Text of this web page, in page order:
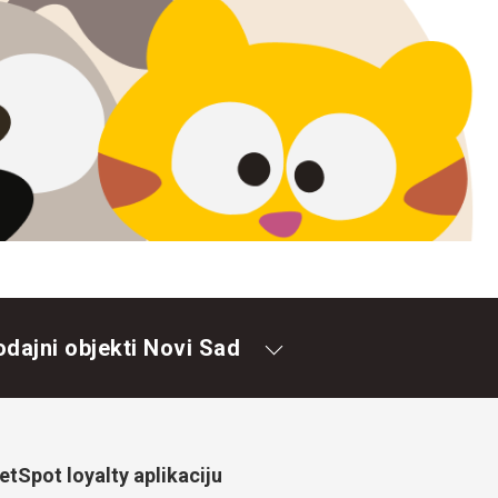
objekti Novi Sad
loyalty aplikaciju